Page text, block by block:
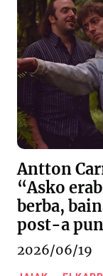
Antton
“Asko
berba,
post-a
2026/06/19